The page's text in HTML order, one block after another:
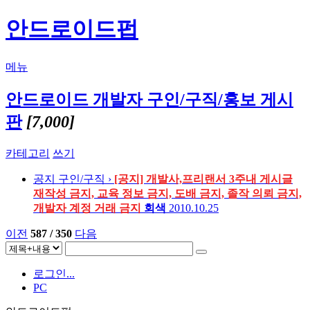
안드로이드펍
메뉴
안드로이드 개발자 구인/구직/홍보 게시
판 [7,000]
카테고리 쓰기
공지 구인/구직 › [공지] 개발사,프리랜서 3주내 게시글
재작성 금지, 교육 정보 금지, 도배 금지, 졸작 의뢰 금지,
개발자 계정 거래 금지 회색 2010.10.25
이전 587 / 350 다음
로그인...
PC